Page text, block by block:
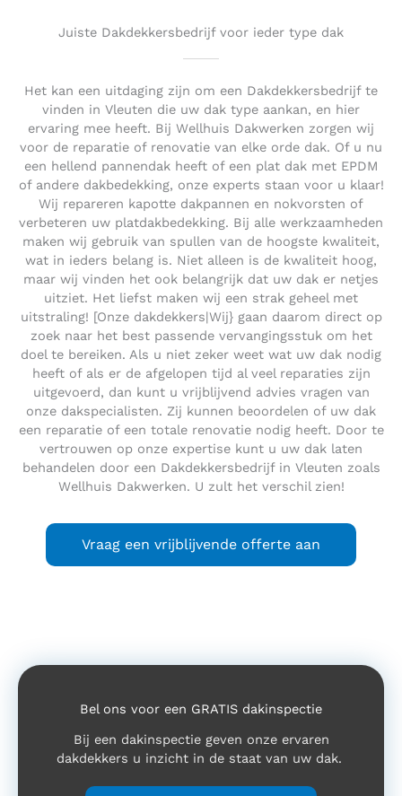
Juiste Dakdekkersbedrijf voor ieder type dak
Het kan een uitdaging zijn om een Dakdekkersbedrijf te
vinden in Vleuten die uw dak type aankan, en hier
ervaring mee heeft. Bij Wellhuis Dakwerken zorgen wij
voor de reparatie of renovatie van elke orde dak. Of u nu
een hellend pannendak heeft of een plat dak met EPDM
of andere dakbedekking, onze experts staan voor u klaar!
Wij repareren kapotte dakpannen en nokvorsten of
verbeteren uw platdakbedekking. Bij alle werkzaamheden
maken wij gebruik van spullen van de hoogste kwaliteit,
wat in ieders belang is. Niet alleen is de kwaliteit hoog,
maar wij vinden het ook belangrijk dat uw dak er netjes
uitziet. Het liefst maken wij een strak geheel met
uitstraling! [Onze dakdekkers|Wij} gaan daarom direct op
zoek naar het best passende vervangingsstuk om het
doel te bereiken. Als u niet zeker weet wat uw dak nodig
heeft of als er de afgelopen tijd al veel reparaties zijn
uitgevoerd, dan kunt u vrijblijvend advies vragen van
onze dakspecialisten. Zij kunnen beoordelen of uw dak
een reparatie of een totale renovatie nodig heeft. Door te
vertrouwen op onze expertise kunt u uw dak laten
behandelen door een Dakdekkersbedrijf in Vleuten zoals
Wellhuis Dakwerken. U zult het verschil zien!
Vraag een vrijblijvende offerte aan
Bel ons voor een GRATIS dakinspectie
Bij een dakinspectie geven onze ervaren
dakdekkers u inzicht in de staat van uw dak.